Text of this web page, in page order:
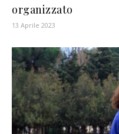
organizzato
13 Aprile 2023